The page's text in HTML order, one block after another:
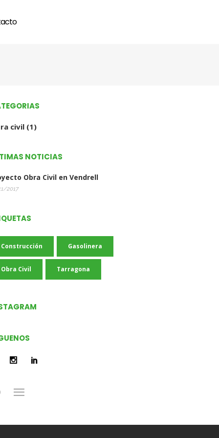
civil (1)
NOTICIAS
Obra Civil en Vendrell
2017
Construcción Gasolinera
Obra Civil Tarragona